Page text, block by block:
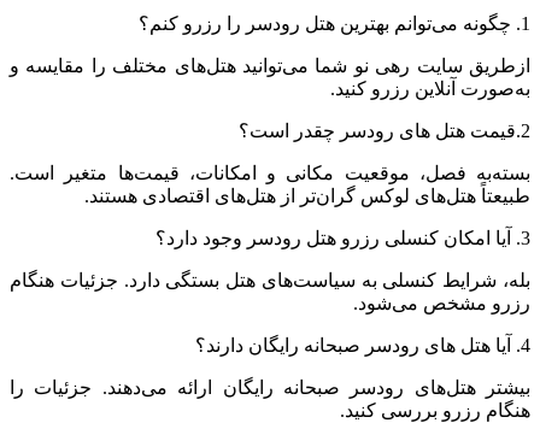
1. چگونه می‌توانم بهترین هتل رودسر را رزرو کنم؟
از‌طریق سایت رهی نو شما می‌توانید هتل‌های مختلف را مقایسه و
به‌صورت آنلاین رزرو کنید.
2.قیمت هتل های رودسر چقدر است؟
بسته‌به فصل، موقعیت مکانی و امکانات، قیمت‌ها متغیر است.
طبیعتاً هتل‌های لوکس گران‌تر از هتل‌های اقتصادی هستند.
3. آیا امکان کنسلی رزرو هتل رودسر وجود دارد؟
بله، شرایط کنسلی به سیاست‌های هتل بستگی دارد. جزئیات هنگام
رزرو مشخص می‌شود.
4. آیا هتل های رودسر صبحانه رایگان دارند؟
بیشتر هتل‌های رودسر صبحانه رایگان ارائه می‌دهند. جزئیات را
هنگام رزرو بررسی کنید.